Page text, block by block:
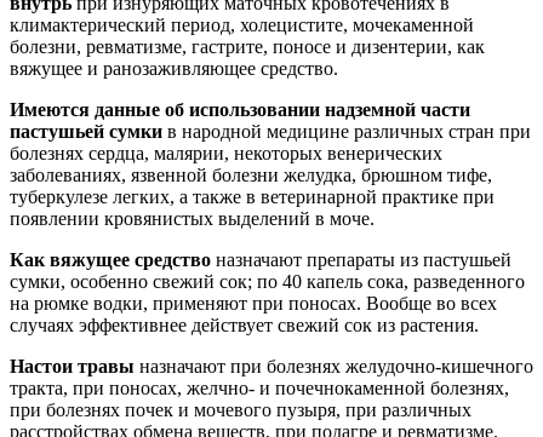
климактерический период, холецистите, мочекаменной
болезни, ревматизме, гастрите, поносе и дизентерии, как
вяжущее и ранозаживляющее средство.
Имеются данные об использовании надземной части
пастушьей сумки в народной медицине различных стран при
болезнях сердца, малярии, некоторых венерических
заболеваниях, язвенной болезни желудка, брюшном тифе,
туберкулезе легких, а также в ветеринарной практике при
появлении кровянистых выделений в моче.
Как вяжущее средство назначают препараты из пастушьей
сумки, особенно свежий сок; по 40 капель сока, разведенного
на рюмке водки, применяют при поносах. Вообще во всех
случаях эффективнее действует свежий сок из растения.
Настои травы назначают при болезнях желудочно-кишечного
тракта, при поносах, желчно- и почечнокаменной болезнях,
при болезнях почек и мочевого пузыря, при различных
расстройствах обмена веществ, при подагре и ревматизме.